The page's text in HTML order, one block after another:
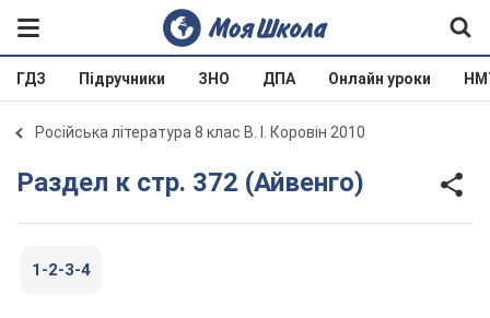
ГДЗ Підручники ЗНО ДПА Онлайн уроки
Російська література 8 клас В. І. Коровін 2010
Раздел к стр. 372 (Айвенго)
1-2-3-4